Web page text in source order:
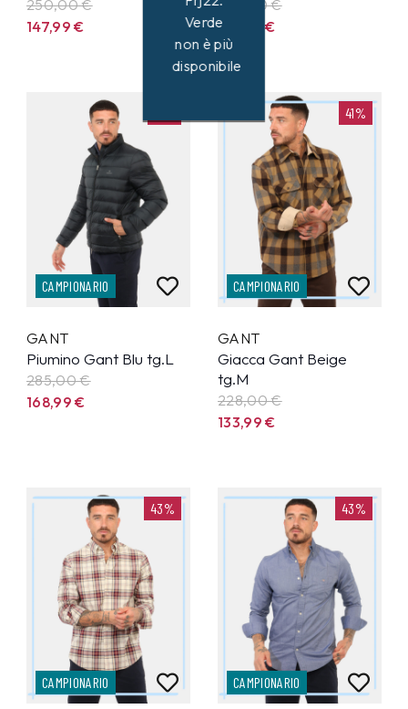
250,00 €
147,99€
228,00 €
133,99€
CAMPIONARIO
GANT
Piumino Gant Blu tg.L
285,00 €
168,99€
41%
CAMPIONARIO
GANT
Giacca Gant Beige
tg.M
228,00 €
133,99€
43%
CAMPIONARIO
43%
CAMPIONARIO
Verde
non è più
disponibile